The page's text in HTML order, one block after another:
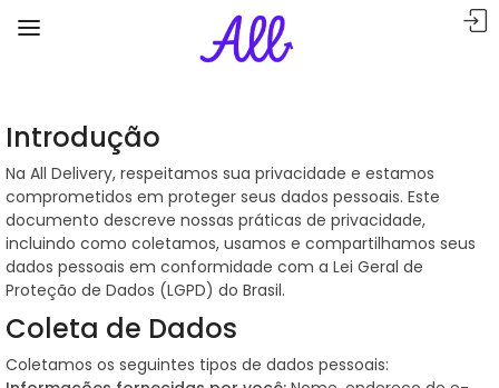
Introdução
Na All Delivery, respeitamos sua privacidade e estamos
comprometidos em proteger seus dados pessoais. Este
documento descreve nossas práticas de privacidade,
incluindo como coletamos, usamos e compartilhamos seus
dados pessoais em conformidade com a Lei Geral de
Proteção de Dados (LGPD) do Brasil.
Coleta de Dados
Coletamos os seguintes tipos de dados pessoais: